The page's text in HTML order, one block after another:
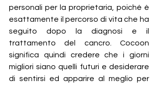
personali per la proprietaria, poiché è
esattamente il percorso di vita che ha
seguito dopo la diagnosi e il
trattamento del cancro. Cocoon
significa quindi credere che i giorni
migliori siano quelli futuri e desiderare
di sentirsi ed apparire al meglio per